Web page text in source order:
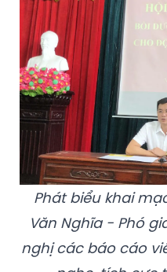
Phát biểu khai
Văn Nghĩa - Phó
nghị các báo cáo